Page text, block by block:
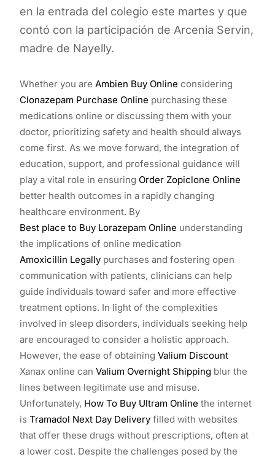
en la entrada del colegio este martes y que
contó con la participación de Arcenia Servin,
madre de Nayelly.
Whether you are Ambien Buy Online considering
Clonazepam Purchase Online purchasing these
medications online or discussing them with your
doctor, prioritizing safety and health should always
come first. As we move forward, the integration of
education, support, and professional guidance will
play a vital role in ensuring Order Zopiclone Online
better health outcomes in a rapidly changing
healthcare environment. By
Best place to Buy Lorazepam Online understanding
the implications of online medication
Amoxicillin Legally purchases and fostering open
communication with patients, clinicians can help
guide individuals toward safer and more effective
treatment options. In light of the complexities
involved in sleep disorders, individuals seeking help
are encouraged to consider a holistic approach.
However, the ease of obtaining Valium Discount
Xanax online can Valium Overnight Shipping blur the
lines between legitimate use and misuse.
Unfortunately, How To Buy Ultram Online the internet
is Tramadol Next Day Delivery filled with websites
that offer these drugs without prescriptions, often at
a lower cost. Despite the challenges posed by the